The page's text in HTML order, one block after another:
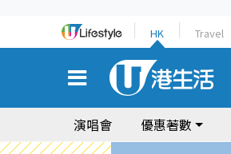
HK Travel
演唱會 優惠著數